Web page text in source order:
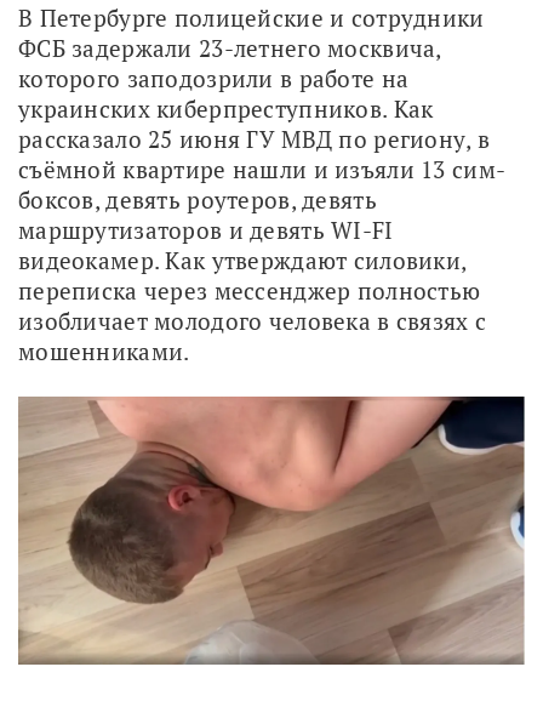
В Петербурге полицейские и сотрудники
ФСБ задержали 23-летнего москвича,
которого заподозрили в работе на
украинских киберпреступников. Как
рассказало 25 июня ГУ МВД по региону, в
съёмной квартире нашли и изъяли 13 сим-
боксов, девять роутеров, девять
маршрутизаторов и девять WI-FI
видеокамер. Как утверждают силовики,
переписка через мессенджер полностью
изобличает молодого человека в связях с
мошенниками.